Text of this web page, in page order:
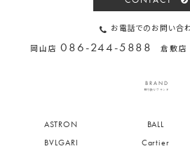
お電話でのお問い合
岡山店086-244-5888 倉敷店
BRAND
取り扱いブランド
ASTRON BALL
BVLGARI
Cartier